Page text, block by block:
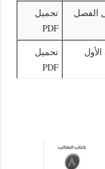
تحميل
تحميل